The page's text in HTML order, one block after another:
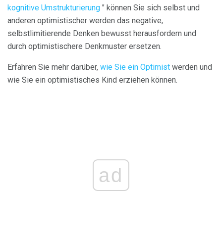
kognitive Umstrukturierung " können Sie sich selbst und
anderen optimistischer werden das negative,
selbstlimitierende Denken bewusst herausfordern und
durch optimistischere Denkmuster ersetzen.
Erfahren Sie mehr darüber, wie Sie ein Optimist werden und
wie Sie ein optimistisches Kind erziehen können.
ad